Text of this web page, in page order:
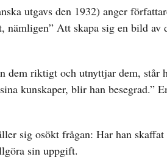
utgavs den 1932) anger
nämligen” Att skapa sig en bild av
dem riktigt och utnyttjar dem, står
kunskaper, blir han besegrad.”
sig osökt frågan: Har han
sin uppgift.